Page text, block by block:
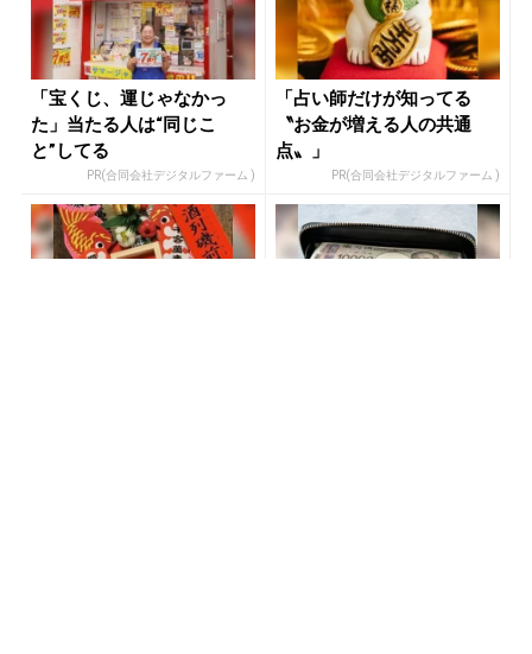
「宝くじ、運じゃなかっ
た」当たる人は“同じこ
と”してる
PR(合同会社デジタルファーム )
「占い師だけが知ってる
〝お金が増える人の共通
点〟」
PR(合同会社デジタルファーム )